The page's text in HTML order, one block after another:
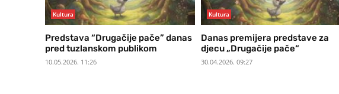
Kultura
Predstava “Drugačije pače” danas
pred tuzlanskom publikom
10.05.2026. 11:26
Kultura
Danas premijera predstave za
djecu „Drugačije pače“
30.04.2026. 09:27